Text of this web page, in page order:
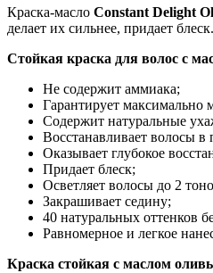
Краска-масло Constant Delight
делает их сильнее, придает блеск.
Стойкая краска для волос с
Не содержит аммиака;
Гарантирует максимально
Содержит натуральные
Восстанавливает волосы в
Оказывает глубокое
Придает блеск;
Осветляет волосы до 2
Закрашивает седину;
40 натуральных оттенков
Равномерное и легкое
Краска стойкая с маслом